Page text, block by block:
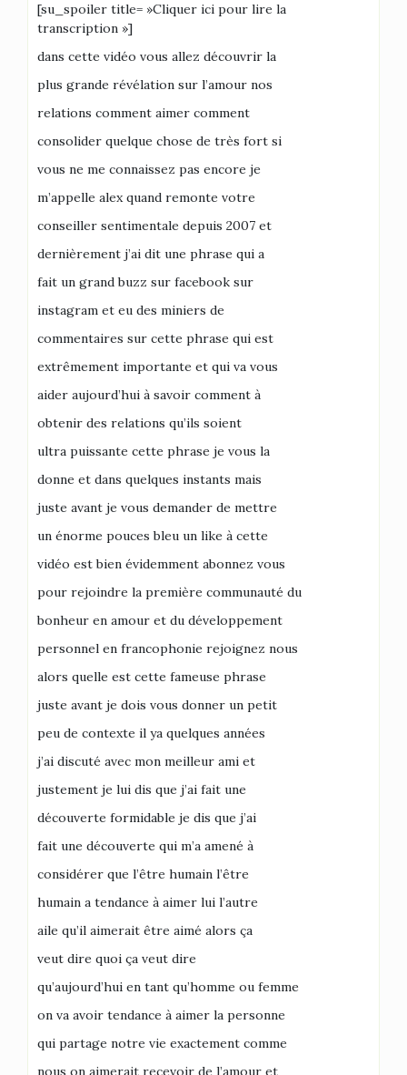
[su_spoiler title= »Cliquer ici pour lire la
transcription »]
dans cette vidéo vous allez découvrir la
plus grande révélation sur l’amour nos
relations comment aimer comment
consolider quelque chose de très fort si
vous ne me connaissez pas encore je
m’appelle alex quand remonte votre
conseiller sentimentale depuis 2007 et
dernièrement j’ai dit une phrase qui a
fait un grand buzz sur facebook sur
instagram et eu des miniers de
commentaires sur cette phrase qui est
extrêmement importante et qui va vous
aider aujourd’hui à savoir comment à
obtenir des relations qu’ils soient
ultra puissante cette phrase je vous la
donne et dans quelques instants mais
juste avant je vous demander de mettre
un énorme pouces bleu un like à cette
vidéo est bien évidemment abonnez vous
pour rejoindre la première communauté du
bonheur en amour et du développement
personnel en francophonie rejoignez nous
alors quelle est cette fameuse phrase
juste avant je dois vous donner un petit
peu de contexte il ya quelques années
j’ai discuté avec mon meilleur ami et
justement je lui dis que j’ai fait une
découverte formidable je dis que j’ai
fait une découverte qui m’a amené à
considérer que l’être humain l’être
humain a tendance à aimer lui l’autre
aile qu’il aimerait être aimé alors ça
veut dire quoi ça veut dire
qu’aujourd’hui en tant qu’homme ou femme
on va avoir tendance à aimer la personne
qui partage notre vie exactement comme
nous on aimerait recevoir de l’amour et